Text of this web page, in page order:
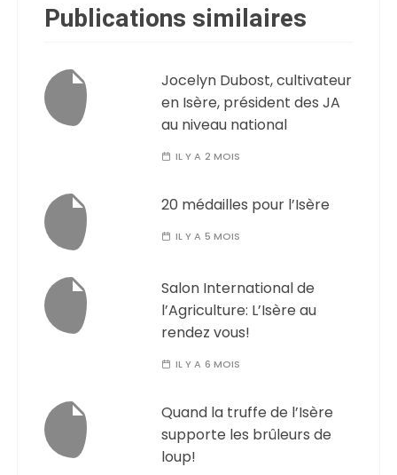
Publications similaires
Jocelyn Dubost, cultivateur
en Isère, président des JA
au niveau national
IL Y A 2 MOIS
20 médailles pour l’Isère
IL Y A 5 MOIS
Salon International de
l’Agriculture: L’Isère au
rendez vous!
IL Y A 6 MOIS
Quand la truffe de l’Isère
supporte les brûleurs de
loup!